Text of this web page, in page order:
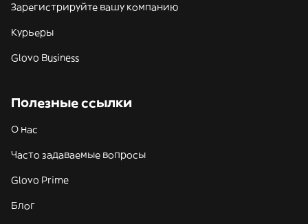
Зарегистрируйте вашу компанию
Курьеры
Glovo Business
Полезные ссылки
О нас
Часто задаваемые вопросы
Glovo Prime
Блог